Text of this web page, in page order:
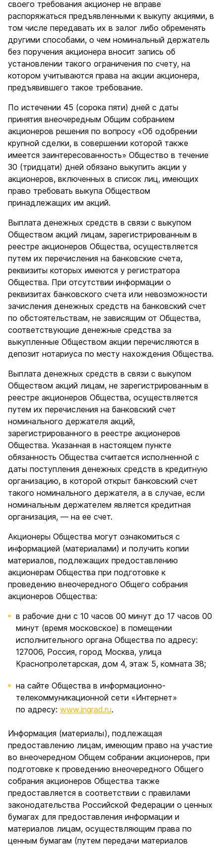
своего требования акционер не вправе
распоряжаться предъявленными к выкупу акциями, в
том числе передавать их в залог либо обременять
другими способами, о чем номинальный держатель
без поручения акционера вносит запись об
установлении такого ограничения по счету, на
котором учитываются права на акции акционера,
предъявившего такое требование.
По истечении 45 (сорока пяти) дней с даты
принятия внеочередным Общим собранием
акционеров решения по вопросу «Об одобрении
крупной сделки, в совершении которой также
имеется заинтересованность» Общество в течение
30 (тридцати) дней обязано выкупить акции у
акционеров, включенных в список лиц, имеющих
право требовать выкупа Обществом
принадлежащих им акций.
Выплата денежных средств в связи с выкупом
Обществом акций лицам, зарегистрированным в
реестре акционеров Общества, осуществляется
путем их перечисления на банковские счета,
реквизиты которых имеются у регистратора
Общества. При отсутствии информации о
реквизитах банковского счета или невозможности
зачисления денежных средств на банковский счет
по обстоятельствам, не зависящим от Общества,
соответствующие денежные средства за
выкупленные Обществом акции перечисляются в
депозит нотариуса по месту нахождения Общества.
Выплата денежных средств в связи с выкупом
Обществом акций лицам, не зарегистрированным в
реестре акционеров Общества, осуществляется
путем их перечисления на банковский счет
номинального держателя акций,
зарегистрированного в реестре акционеров
Общества. Указанная в настоящем пункте
обязанность Общества считается исполненной с
даты поступления денежных средств в кредитную
организацию, в которой открыт банковский счет
такого номинального держателя, а в случае, если
номинальным держателем является кредитная
организация, — на ее счет.
Акционеры Общества могут ознакомиться с
информацией (материалами) и получить копии
материалов, подлежащих предоставлению
акционерам Общества при подготовке к
проведению внеочередного Общего собрания
акционеров Общества:
в рабочие дни с 10 часов 00 минут до 17 часов 00
минут (время московское) в помещении
исполнительного органа Общества по адресу:
127006, Россия, город Москва, улица
Краснопролетарская, дом 4, этаж 5, комната 38;
на сайте Общества в информационно-
телекоммуникационной сети «Интернет»
по адресу: www.ingrad.ru.
Информация (материалы), подлежащая
предоставлению лицам, имеющим право на участие
во внеочередном Общем собрании акционеров, при
подготовке к проведению внеочередного Общего
собрания акционеров Общества также
предоставляется в соответствии с правилами
законодательства Российской Федерации о ценных
бумагах для предоставления информации и
материалов лицам, осуществляющим права по
ценным бумагам (путем передачи материалов